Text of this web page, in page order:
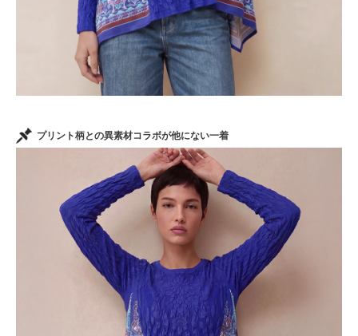
プリント柄との異素材コラボが他にない一着